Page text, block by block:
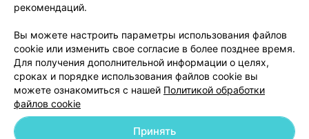
Обработка персональных данных
рекомендаций.
Вы можете настроить параметры использования файлов
cookie или изменить свое согласие в более позднее время.
Для получения дополнительной информации о целях,
сроках и порядке использования файлов cookie вы
можете ознакомиться с нашей Политикой обработки
файлов cookie
Принять